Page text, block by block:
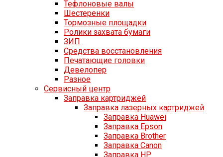
Тефлоновые валы
Шестеренки
Тормозные площадки
Ролики захвата бумаги
ЗИП
Средства восстановления
Печатающие головки
Девелопер
Разное
Сервисный центр
Заправка картриджей
Заправка лазерных картриджей
Заправка Huawei
Заправка Epson
Заправка Brother
Заправка Canon
Заправка HP